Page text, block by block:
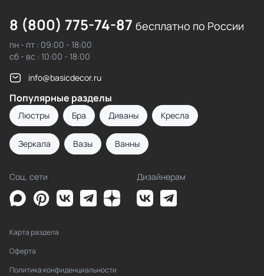
8 (800) 775-74-87 бесплатно по России
пн - пт : 09:00 - 18:00
сб - вс : 10:00 - 18:00
info@basicdecor.ru
Популярные разделы
Люстры Бра Диваны Кресла
Зеркала Вазы Ванны
Соц. сети Дизайнерам
Карта раздела
Оферта
Политика конфиденциальности